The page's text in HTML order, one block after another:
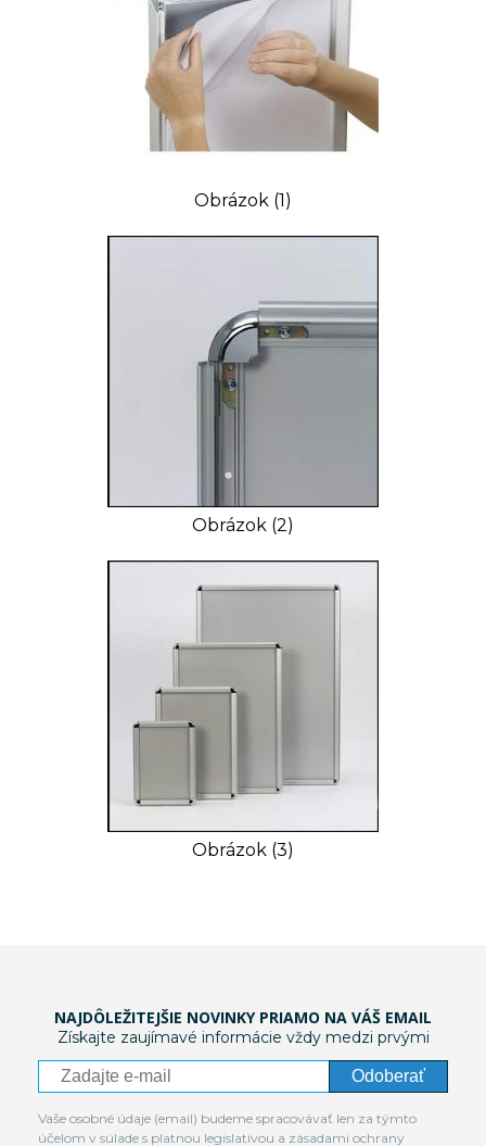
Obrázok (1)
Obrázok (2)
Obrázok (3)
NAJDÔLEŽITEJŠIE NOVINKY PRIAMO NA VÁŠ EMAIL
Získajte zaujímavé informácie vždy medzi prvými
Odoberať
Vaše osobné údaje (email) budeme spracovávať len za týmto
účelom v súlade s platnou legislatívou a zásadami ochrany